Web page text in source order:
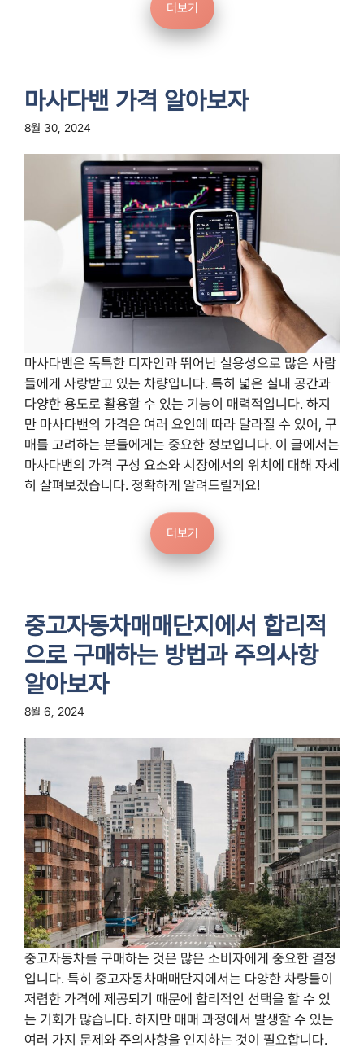
더보기
마사다밴 가격 알아보자
8월 30, 2024
마사다밴은 독특한 디자인과 뛰어난 실용성으로 많은 사람
들에게 사랑받고 있는 차량입니다. 특히 넓은 실내 공간과
다양한 용도로 활용할 수 있는 기능이 매력적입니다. 하지
만 마사다밴의 가격은 여러 요인에 따라 달라질 수 있어, 구
매를 고려하는 분들에게는 중요한 정보입니다. 이 글에서는
마사다밴의 가격 구성 요소와 시장에서의 위치에 대해 자세
히 살펴보겠습니다. 정확하게 알려드릴게요!
더보기
중고자동차매매단지에서 합리적
으로 구매하는 방법과 주의사항
알아보자
8월 6, 2024
중고자동차를 구매하는 것은 많은 소비자에게 중요한 결정
입니다. 특히 중고자동차매매단지에서는 다양한 차량들이
저렴한 가격에 제공되기 때문에 합리적인 선택을 할 수 있
는 기회가 많습니다. 하지만 매매 과정에서 발생할 수 있는
여러 가지 문제와 주의사항을 인지하는 것이 필요합니다.